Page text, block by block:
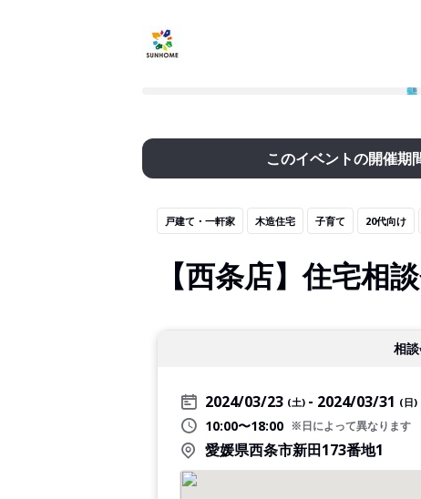
このイベントの開催期
戸建て・一軒家 木造住宅 子育て 20代向け
【西条店】住宅相
相
2024/03/23 (土) 2024/03/31 (日)
10:00〜18:00 ※日によって異なります
愛媛県西条市新田173番地1